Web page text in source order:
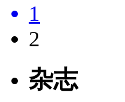
1
2
杂志